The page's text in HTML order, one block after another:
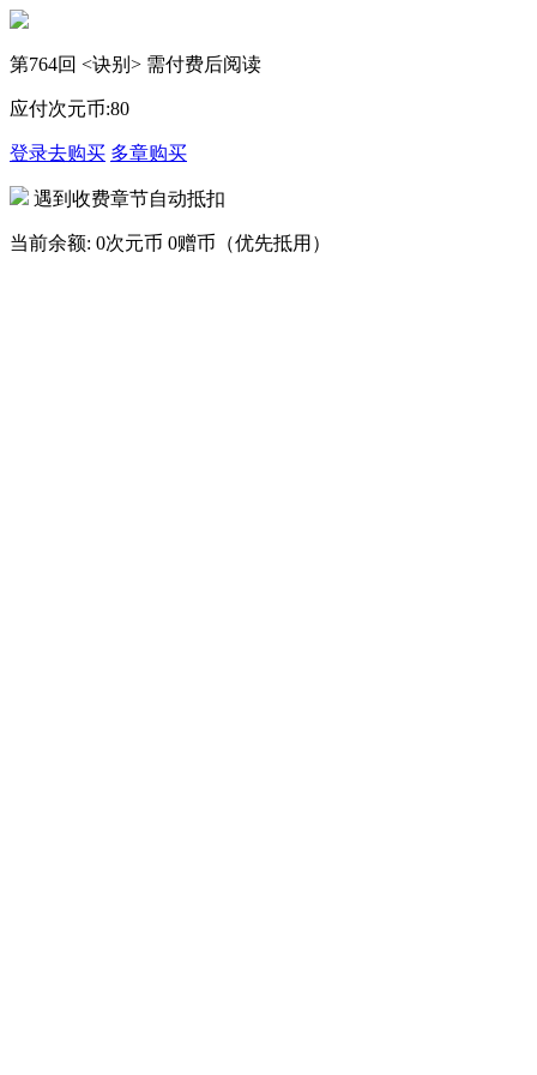
第764回 <诀别> 需付费后阅读
应付次元币:80
登录去购买 多章购买
遇到收费章节自动抵扣
当前余额: 0次元币 0赠币（优先抵用）